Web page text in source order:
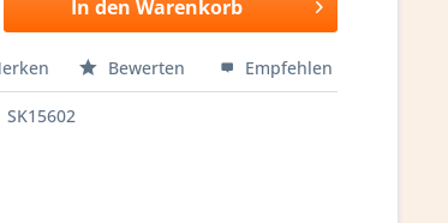
In den Warenkorb
Bewerten Empfehlen
SK15602